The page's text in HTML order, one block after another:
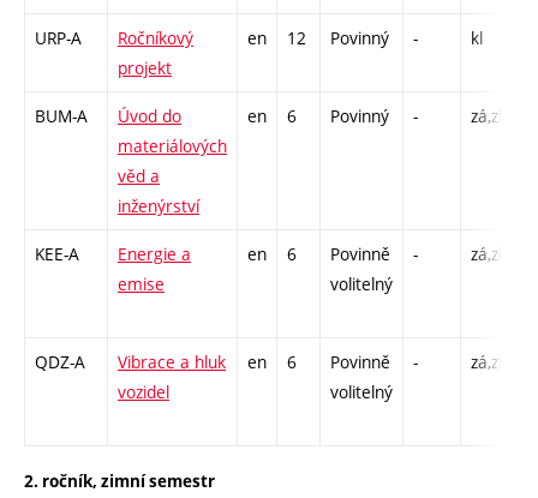
URP-A
Ročníkový
projekt
en 12 Povinný - kl
BUM-A
Úvod do
materiálových
věd a
inženýrství
en 6 Povinný - zá,zk
KEE-A
Energie a
emise
en 6
Povinně
volitelný
- zá,zk
QDZ-A
Vibrace a hluk
vozidel
en 6
Povinně
volitelný
- zá,zk
2. ročník, zimní semestr